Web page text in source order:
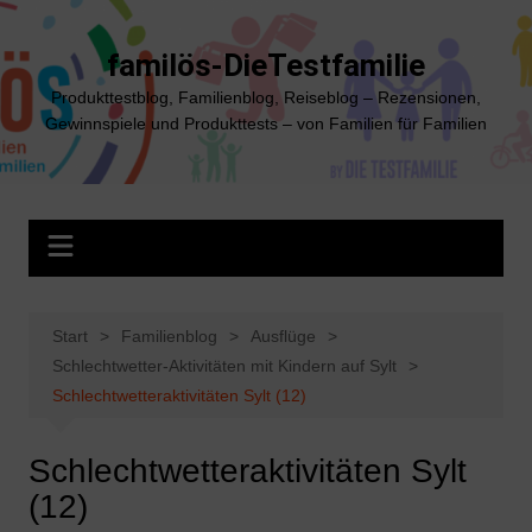
Zum
springen
familös-DieTestfamilie
Produkttestblog, Familienblog, Reiseblog – Rezensionen,
Gewinnspiele und Produkttests – von Familien für Familien
Start Familienblog
Ausflüge
Schlechtwetter-Aktivitäten mit Kindern auf Sylt
Schlechtwetteraktivitäten Sylt (12)
Schlechtwetteraktivitäten Sylt
(12)